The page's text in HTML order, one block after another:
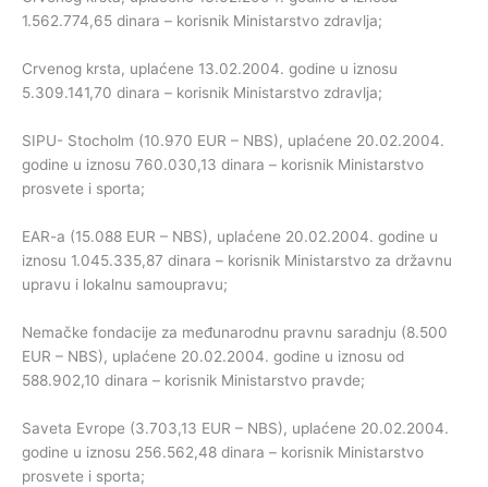
1.562.774,65 dinara – korisnik Ministarstvo zdravlja;
Crvenog krsta, uplaćene 13.02.2004. godine u iznosu
5.309.141,70 dinara – korisnik Ministarstvo zdravlja;
SIPU- Stocholm (10.970 EUR – NBS), uplaćene 20.02.2004.
godine u iznosu 760.030,13 dinara – korisnik Ministarstvo
prosvete i sporta;
EAR-a (15.088 EUR – NBS), uplaćene 20.02.2004. godine u
iznosu 1.045.335,87 dinara – korisnik Ministarstvo za državnu
upravu i lokalnu samoupravu;
Nemačke fondacije za međunarodnu pravnu saradnju (8.500
EUR – NBS), uplaćene 20.02.2004. godine u iznosu od
588.902,10 dinara – korisnik Ministarstvo pravde;
Saveta Evrope (3.703,13 EUR – NBS), uplaćene 20.02.2004.
godine u iznosu 256.562,48 dinara – korisnik Ministarstvo
prosvete i sporta;